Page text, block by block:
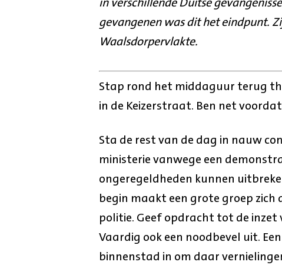
gevangenen was dit het eindpunt.
Waalsdorpervlakte.
Stap rond het middaguur terug
in de Keizerstraat. Ben net
Sta de rest van de dag in nauw
ministerie vanwege een
ongeregeldheden kunnen
begin maakt een grote groep
politie. Geef opdracht tot de
Vaardig ook een noodbevel uit.
binnenstad in om daar